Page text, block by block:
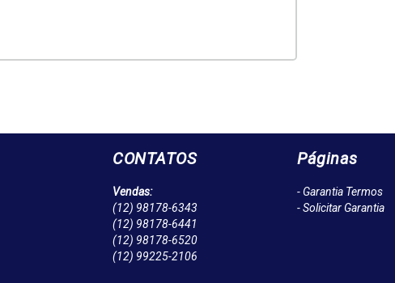
CONTATOS
Vendas:
(12) 98178-6343
(12) 98178-6441
(12) 98178-6520
(12) 99225-2106
Páginas
- Garantia Termos
- Solicitar Garantia